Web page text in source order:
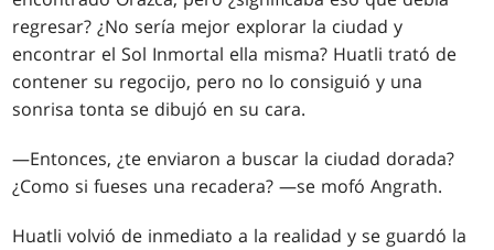
regresar? ¿No sería mejor explorar la ciudad y
encontrar el Sol Inmortal ella misma? Huatli trató de
contener su regocijo, pero no lo consiguió y una
sonrisa tonta se dibujó en su cara.
—Entonces, ¿te enviaron a buscar la ciudad dorada?
¿Como si fueses una recadera? —se mofó Angrath.
Huatli volvió de inmediato a la realidad y se guardó la